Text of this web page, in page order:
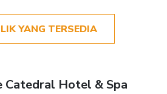
YANG TERSEDIA
Catedral Hotel & Spa